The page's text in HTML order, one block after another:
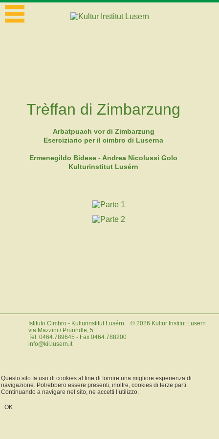
Trèffan di Zimbarzung
Arbatpuach vor di Zimbarzung
Eserciziario per il cimbro di Luserna
Ermenegildo Bidese - Andrea Nicolussi Golo
Kulturinstitut Lusérn
Istituto Cimbro - Kulturinstitut Lusérn
via Mazzini / Prünndle, 5
Tel. 0464.789645 - Fax 0464.788200
info@kil.lusern.it
© 2026 Kultur Institut Lusern
Questo sito fa uso di cookies al fine di fornire una migliore esperienza di
navigazione. Potrebbero essere presenti, inoltre, cookies di terze parti.
Continuando a navigare nel sito, ne accetti l’utilizzo.
OK